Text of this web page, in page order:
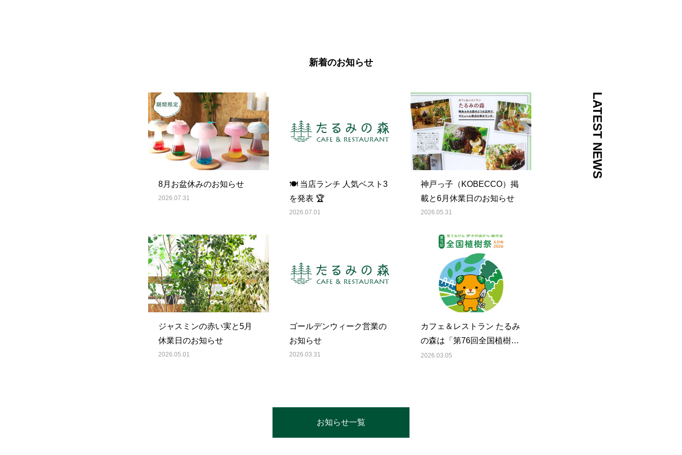
LATEST NEWS
新着のお知らせ
8月お盆休みのお知らせ
2026.07.31
🍽️ 当店ランチ 人気ベスト3
を発表 🏆
2026.07.01
神戸っ子（KOBECCO）掲
載と6月休業日のお知らせ
2026.05.31
ジャスミンの赤い実と5月
休業日のお知らせ
2026.05.01
ゴールデンウィーク営業の
お知らせ
2026.03.31
カフェ＆レストラン たるみ
の森は「第76回全国植樹
祭」に協賛しています。
2026.03.05
お知らせ一覧